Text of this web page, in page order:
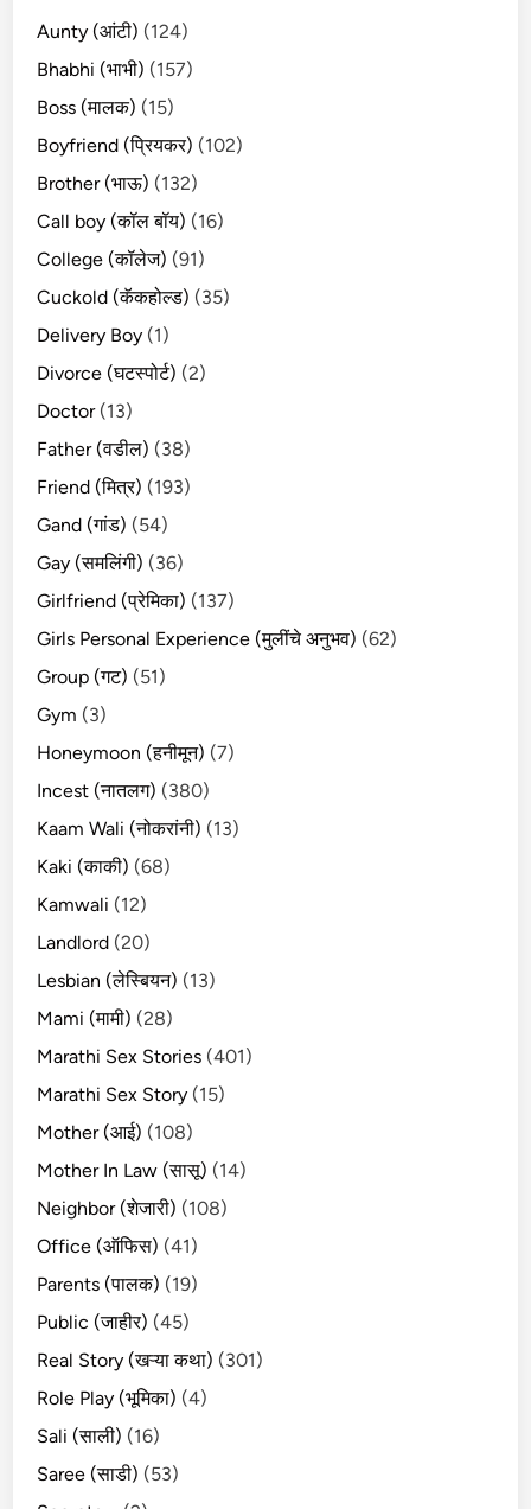
Aunty (आंटी) (124)
Bhabhi (भाभी) (157)
Boss (मालक) (15)
Boyfriend (प्रियकर) (102)
Brother (भाऊ) (132)
Call boy (कॉल बॉय) (16)
College (कॉलेज) (91)
Cuckold (कॅकहोल्ड) (35)
Delivery Boy (1)
Divorce (घटस्पोर्ट) (2)
Doctor(13)
Father (वडील) (38)
Friend (मित्र) (193)
Gand (गांड) (54)
Gay (समलिंगी) (36)
Girlfriend (प्रेमिका) (137)
Girls Personal Experience (मुलींचे अनुभव) (62)
Group (गट) (51)
Gym (3)
Honeymoon (हनीमून) (7)
Incest (नातलग) (380)
Kaam Wali (नोकरांनी) (13)
Kaki (काकी) (68)
Kamwali (12)
Landlord (20)
Lesbian (लेस्बियन) (13)
Mami (मामी) (28)
Marathi Sex Stories (401)
Marathi Sex Story (15)
Mother (आई) (108)
Mother In Law (सासू) (14)
Neighbor (शेजारी) (108)
Office (ऑफिस) (41)
Parents (पालक) (19)
Public (जाहीर) (45)
Real Story (खऱ्या कथा) (301)
Role Play (भूमिका) (4)
Sali (साली) (16)
Saree (साडी) (53)